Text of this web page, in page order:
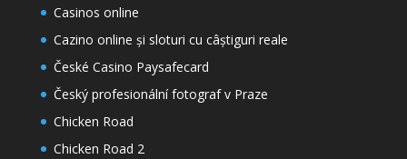
Casinos online
Cazino online și sloturi cu câștiguri reale
České Casino Paysafecard
Český profesionální fotograf v Praze
Chicken Road
Chicken Road 2